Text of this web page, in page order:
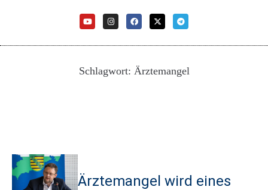
Schlagwort: Ärztemangel
Ärztemangel wird eines